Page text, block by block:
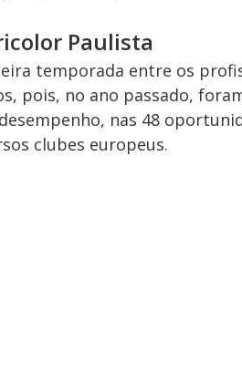
Paulista
temporada entre os
pois, no ano passado,
nas 48
clubes europeus.